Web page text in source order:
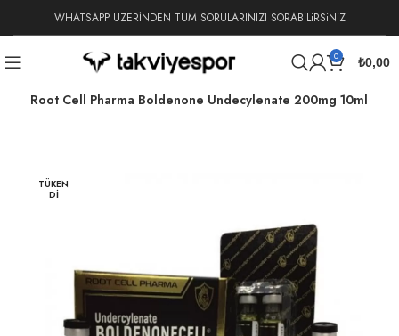
WHATSAPP ÜZERİNDEN TÜM SORULARINIZI SORABiLiRSiNiZ
0 ₺0,00
Root Cell Pharma Boldenone Undecylenate 200mg 10ml
TÜKEN
DI